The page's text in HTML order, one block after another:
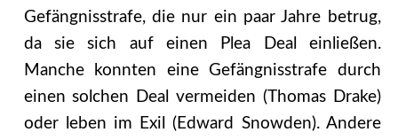
Gefängnisstrafe, die nur ein paar Jahre betrug,
da sie sich auf einen Plea Deal einließen.
Manche konnten eine Gefängnisstrafe durch
einen solchen Deal vermeiden (Thomas Drake)
oder leben im Exil (Edward Snowden). Andere